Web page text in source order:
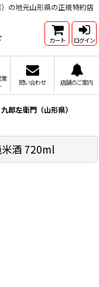
の地元山形県の正規特約店
カート ログイン
業
問い合わせ 店舗のご案内
郎左衛門（山形県）
米酒 720ml